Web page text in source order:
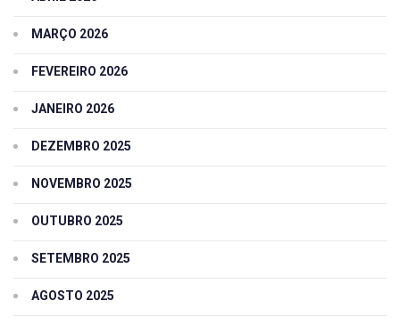
MARÇO 2026
FEVEREIRO 2026
JANEIRO 2026
DEZEMBRO 2025
NOVEMBRO 2025
OUTUBRO 2025
SETEMBRO 2025
AGOSTO 2025